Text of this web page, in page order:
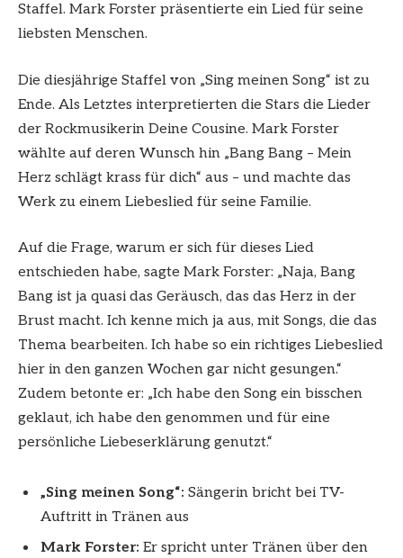
Staffel. Mark Forster präsentierte ein Lied für seine
liebsten Menschen.
Die diesjährige Staffel von „Sing meinen Song“ ist zu
Ende. Als Letztes interpretierten die Stars die Lieder
der Rockmusikerin Deine Cousine. Mark Forster
wählte auf deren Wunsch hin „Bang Bang – Mein
Herz schlägt krass für dich“ aus – und machte das
Werk zu einem Liebeslied für seine Familie.
Auf die Frage, warum er sich für dieses Lied
entschieden habe, sagte Mark Forster: „Naja, Bang
Bang ist ja quasi das Geräusch, das das Herz in der
Brust macht. Ich kenne mich ja aus, mit Songs, die das
Thema bearbeiten. Ich habe so ein richtiges Liebeslied
hier in den ganzen Wochen gar nicht gesungen.“
Zudem betonte er: „Ich habe den Song ein bisschen
geklaut, ich habe den genommen und für eine
persönliche Liebeserklärung genutzt.“
„Sing meinen Song“: Sängerin bricht bei TV-
Auftritt in Tränen aus
Mark Forster: Er spricht unter Tränen über den